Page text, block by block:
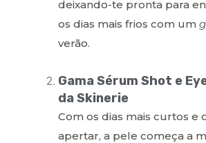
deixando-te pronta para
os dias mais frios com um
verão.
Gama Sérum Shot e
da Skinerie
Com os dias mais curtos e
apertar, a pele começa a